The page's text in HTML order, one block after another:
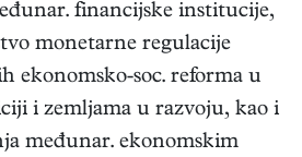
financijske institucije,
monetarne regulacije
ekonomsko-soc. reforma u
i zemljama u razvoju, kao i
međunar. ekonomskim